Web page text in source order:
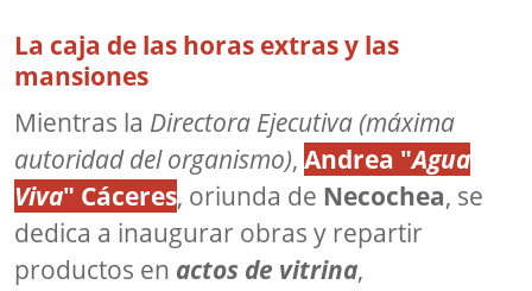
La caja de las horas extras y las
mansiones
Mientras la Directora Ejecutiva (máxima
autoridad del organismo), Andrea "Agua
Viva" Cáceres, oriunda de Necochea, se
dedica a inaugurar obras y repartir
productos en actos de vitrina,